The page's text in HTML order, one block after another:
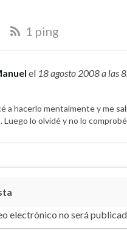
1 ping
el 18 agosto 2008a las
a hacerlo mentalmente y me
Luego lo olvidé y no lo
electrónico no será